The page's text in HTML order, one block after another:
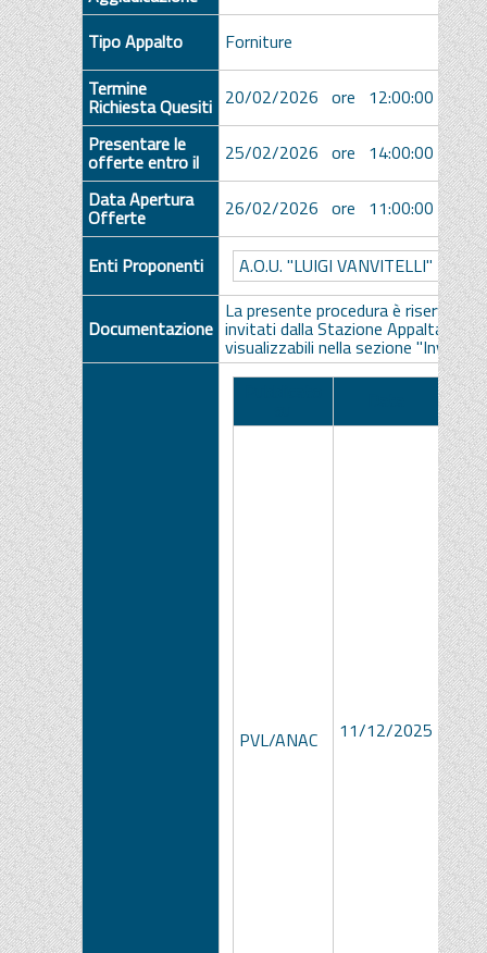
Tipo Appalto
Forniture
Termine
Richiesta Quesiti 20/02/2026 ore 12:00:00 [Ora
Presentare le
offerte entro il
25/02/2026 ore 14:00:00 [Ora
Data Apertura
Offerte 26/02/2026 ore 11:00:00 [Ora
Enti Proponenti A.O.U. "LUIGI VANVITELLI"
Documentazione
La presente procedura è riservata
invitati dalla Stazione Appaltante.
visualizzabili nella sezione "Inviti",
PVL/ANAC 11/12/2025
b5f2-